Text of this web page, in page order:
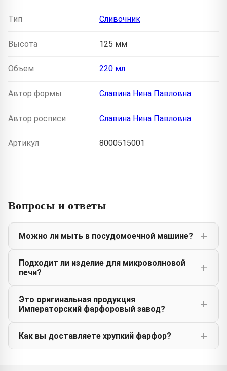
Тип Сливочник
Высота 125 мм
Объем 220 мл
Автор формы Славина Нина Павловна
Автор росписи Славина Нина Павловна
Артикул 8000515001
Вопросы и ответы
Можно ли мыть в посудомоечной машине?
Подходит ли изделие для микроволновой
печи?
Это оригинальная продукция
Императорский фарфоровый завод?
Как вы доставляете хрупкий фарфор?